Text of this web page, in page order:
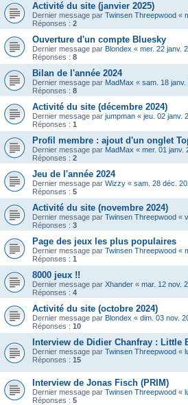
Activité du site (janvier 2025)
Dernier message par Twinsen Threepwood «
Réponses : 2
Ouverture d'un compte Bluesky
Dernier message par Blondex « mer. 22 janv.
Réponses : 8
Bilan de l'année 2024
Dernier message par MadMax « sam. 18 janv.
Réponses : 8
Activité du site (décembre 2024)
Dernier message par jumpman « jeu. 02 janv.
Réponses : 1
Profil membre : ajout d'un onglet
Dernier message par MadMax « mer. 01 janv.
Réponses : 2
Jeu de l'année 2024
Dernier message par Wizzy « sam. 28 déc.
Réponses : 5
Activité du site (novembre 2024)
Dernier message par Twinsen Threepwood «
Réponses : 3
Page des jeux les plus populaires
Dernier message par Twinsen Threepwood «
Réponses : 1
8000 jeux !!
Dernier message par Xhander « mar. 12 nov.
Réponses : 4
Activité du site (octobre 2024)
Dernier message par Blondex « dim. 03 nov.
Réponses : 10
Interview de Didier Chanfray : Little
Dernier message par Twinsen Threepwood «
Réponses : 15
Interview de Jonas Fisch (PRIM)
Dernier message par Twinsen Threepwood «
Réponses : 5